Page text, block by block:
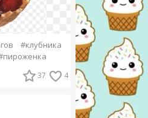
#клубника
37 4